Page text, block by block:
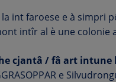
int faroese e à simpri
intîr al è une
cjantâ / fâ art
e